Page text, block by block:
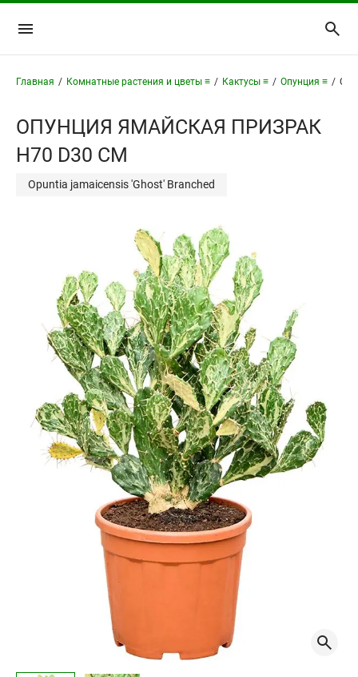
Главная / Комнатные растения и цветы ≡ / Кактусы ≡ / Опунция ≡ /
ОПУНЦИЯ ЯМАЙСКАЯ ПРИЗРАК
H70 D30 СМ
Opuntia jamaicensis 'Ghost' Branched